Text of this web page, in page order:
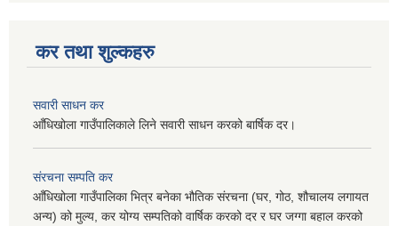
कर तथा शुल्कहरु
सवारी साधन कर
आँधिखोला गाउँपालिकाले लिने सवारी साधन करको बार्षिक दर।
संरचना सम्पति कर
आँधिखोला गाउँपालिका भित्र बनेका भौतिक संरचना (घर, गोठ, शौचालय लगायत
अन्य) को मुल्य, कर योग्य सम्पतिको वार्षिक करको दर र घर जग्गा बहाल करको